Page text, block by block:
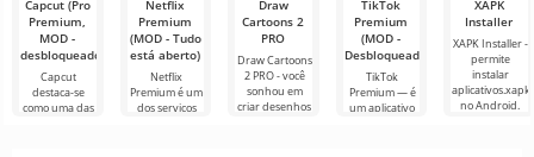
imaginário e.
Capcut (Pro
Premium,
MOD -
desbloqueado)
Capcut
destaca-se
como uma das
Netflix
Premium
(MOD - Tudo
está aberto)
Netflix
Premium é um
dos serviços
Draw
Cartoons 2
PRO
Draw Cartoons
2 PRO - você
sonhou em
criar desenhos
TikTok
Premium
(MOD -
Desbloqueado)
TikTok
Premium — é
um aplicativo
XAPK
Installer
XAPK Installer -
permite
instalar
aplicativos.xapk
no Android.